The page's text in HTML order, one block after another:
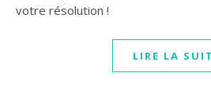
votre résolution !
LIRE LA